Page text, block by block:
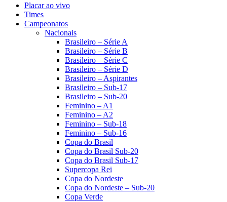
Placar ao vivo
Times
Campeonatos
Nacionais
Brasileiro – Série A
Brasileiro – Série B
Brasileiro – Série C
Brasileiro – Série D
Brasileiro – Aspirantes
Brasileiro – Sub-17
Brasileiro – Sub-20
Feminino – A1
Feminino – A2
Feminino – Sub-18
Feminino – Sub-16
Copa do Brasil
Copa do Brasil Sub-20
Copa do Brasil Sub-17
Supercopa Rei
Copa do Nordeste
Copa do Nordeste – Sub-20
Copa Verde